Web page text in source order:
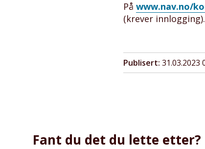
På www.nav.no/
(krever
Publisert 31.03.2023
Fant du det du lette etter?